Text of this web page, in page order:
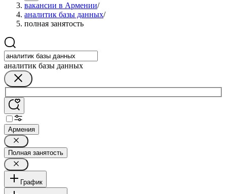
вакансии в Армении/
аналитик базы данных/
полная занятость
аналитик базы данных
Армения
Полная занятость
График